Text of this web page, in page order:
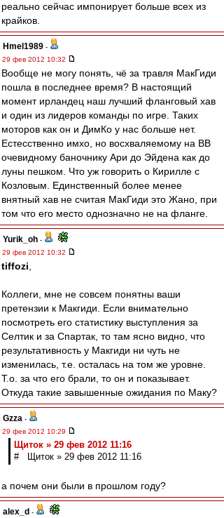
реально сейчас импонирует больше всех из
крайков.
Hmel1989 -
29 фев 2012 10:32
Вообще не могу понять, чё за травля МакГиди
пошла в последнее время? В настоящий
момент ирландец наш лучший фланговый хав
и один из лидеров команды по игре. Таких
моторов как он и ДимКо у нас больше нет.
Естесственно имхо, но восхваляемому на ВВ
очевидному баночнику Ари до Эйдена как до
луны пешком. Что уж говорить о Кирилле с
Козловым. Единственный более менее
внятный хав не считая МакГиди это Жано, при
том что его место однозначно не на фланге.
Yurik_oh -
29 фев 2012 10:32
tiffozi
Коллеги, мне не совсем понятны ваши
претензии к Макгиди. Если внимательно
посмотреть его статистику выступления за
Селтик и за Спартак, то там ясно видно, что
результативность у Макгиди ни чуть не
изменилась, т.е. осталась на том же уровне.
Т.о. за что его брали, то он и показывает.
Откуда такие завышенные ожидания по Маку?
Gzza -
29 фев 2012 10:29
Щиток » 29 фев 2012 11:16
# Щиток » 29 фев 2012 11:16
а почем они были в прошлом году?
alex_d -